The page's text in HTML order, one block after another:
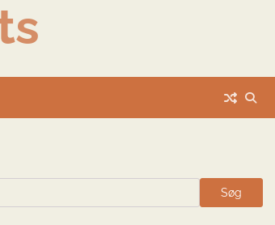
Søg